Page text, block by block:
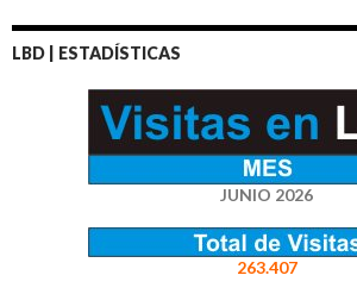
LBD | ESTADÍSTICAS
JUNIO 2026
263.407